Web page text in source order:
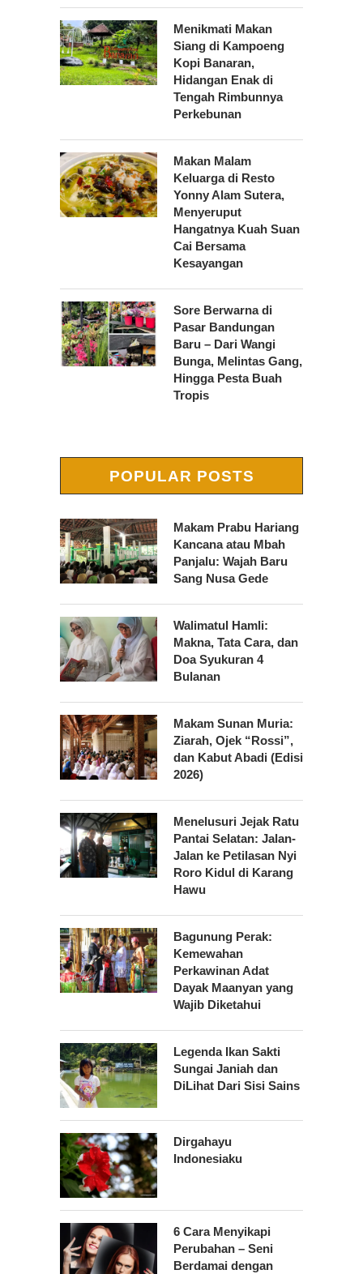
Menikmati Makan
Siang di Kampoeng
Kopi Banaran,
Hidangan Enak di
Tengah Rimbunnya
Perkebunan
Makan Malam
Keluarga di Resto
Yonny Alam Sutera,
Menyeruput
Hangatnya Kuah Suan
Cai Bersama
Kesayangan
Sore Berwarna di
Pasar Bandungan
Baru – Dari Wangi
Bunga, Melintas Gang,
Hingga Pesta Buah
Tropis
POPULAR POSTS
Makam Prabu Hariang
Kancana atau Mbah
Panjalu: Wajah Baru
Sang Nusa Gede
Walimatul Hamli:
Makna, Tata Cara, dan
Doa Syukuran 4
Bulanan
Makam Sunan Muria:
Ziarah, Ojek “Rossi”,
dan Kabut Abadi (Edisi
2026)
Menelusuri Jejak Ratu
Pantai Selatan: Jalan-
Jalan ke Petilasan Nyi
Roro Kidul di Karang
Hawu
Bagunung Perak:
Kemewahan
Perkawinan Adat
Dayak Maanyan yang
Wajib Diketahui
Legenda Ikan Sakti
Sungai Janiah dan
DiLihat Dari Sisi Sains
Dirgahayu
Indonesiaku
6 Cara Menyikapi
Perubahan – Seni
Berdamai dengan